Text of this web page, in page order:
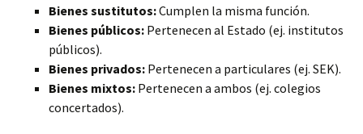
Bienes sustitutos:Cumplen la misma función.
Bienes públicos: Pertenecen al Estado (ej. institutos
públicos).
Bienes privados: Pertenecen a particulares (ej. SEK).
Bienes mixtos: Pertenecen a ambos (ej. colegios
concertados).